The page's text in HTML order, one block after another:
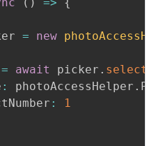
= new
= await picker . select
: photoAccessHelper .
:
1